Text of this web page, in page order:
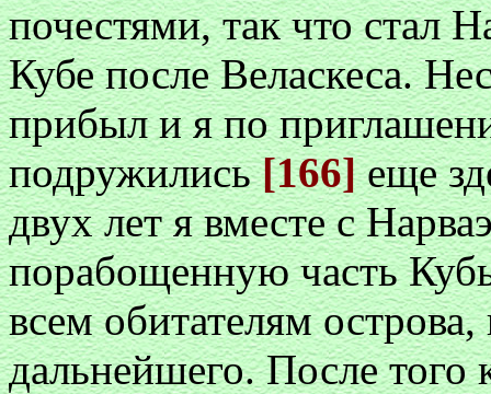
почестями, так что стал
Кубе после Веласкеса.
прибыл и я по
подружились[166]еще
двух лет я вместе с
порабощенную часть
всем обитателям
дальнейшего. После